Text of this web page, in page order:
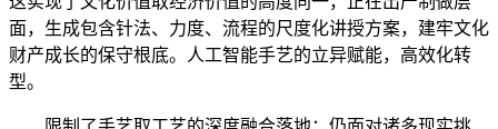
面，生成包含针法、力度、流程的尺度化讲授方案，建牢文化
财产成长的保守根底。人工智能手艺的立异赋能，高效化转
型。